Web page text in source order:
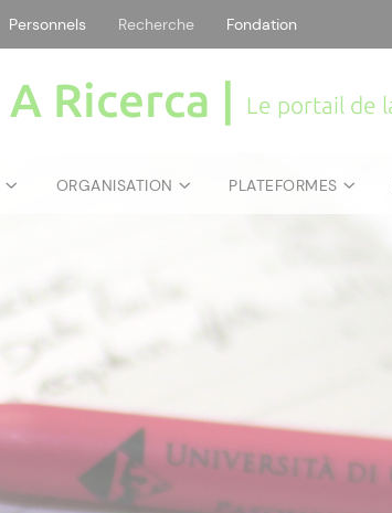
Personnels Recherche Fondation
A Ricerca | Le portail de
ORGANISATION PLATEFORMES